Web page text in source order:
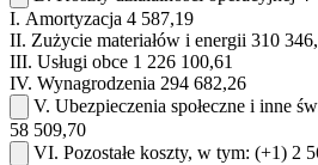
I. Amortyzacja 4 587,19
II. Zużycie materiałów i energii 310
III. Usługi obce 1 226 100,61
IV. Wynagrodzenia 294 682,26
V. Ubezpieczenia społeczne i inne
58 509,70
VI. Pozostałe koszty, w tym: (+1) 2